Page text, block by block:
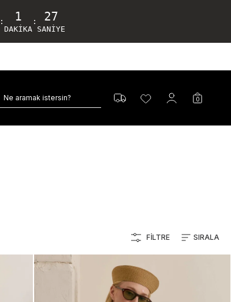
: 1
DAKIKA
: 25
SANIYE
0
FILTRE SIRALA